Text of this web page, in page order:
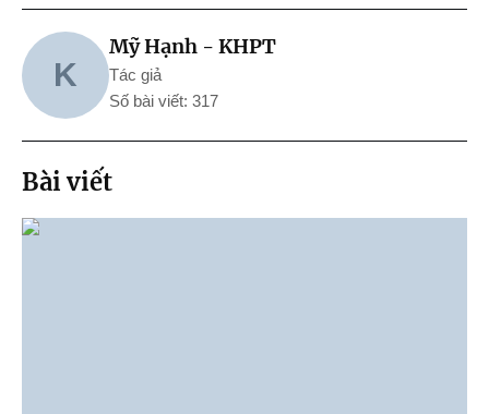
K
Mỹ Hạnh - KHPT
Tác giả
Số bài viết: 317
Bài viết